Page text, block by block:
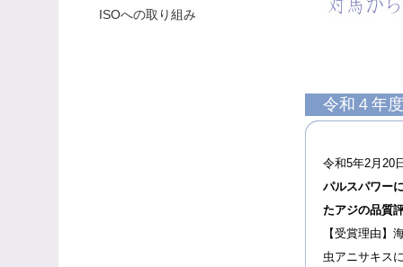
ISOへの取り組み
令和４年
令和5年2月20
パルスパワー
たアジの品質
【受賞理由】
虫アニサキス